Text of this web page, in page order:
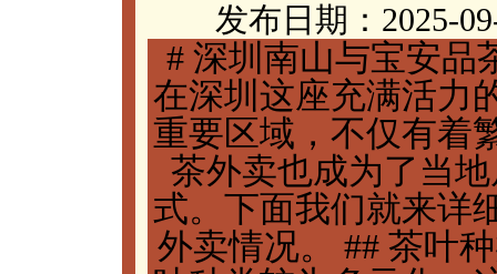
发布日期：2025-
# 深圳南山与宝安品
在深圳这座充满活力
重要区域，不仅有着
茶外卖也成为了当
式。下面我们就来详
外卖情况。 ## 茶叶